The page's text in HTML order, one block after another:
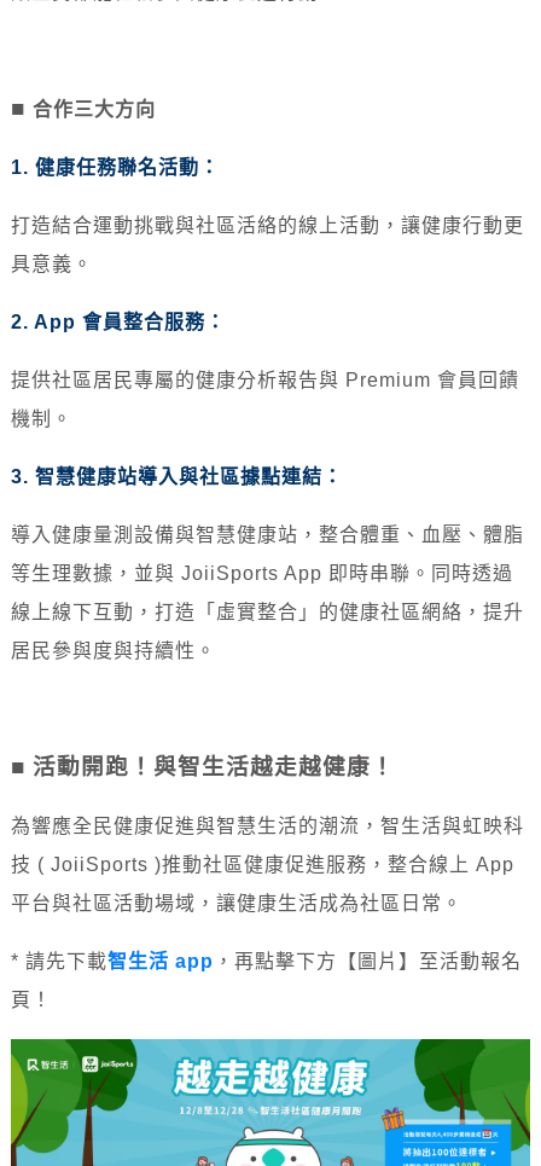
■ 合作三大方向
1. 健康任務聯名活動：
打造結合運動挑戰與社區活絡的線上活動，讓健康行動更
具意義。
2. App 會員整合服務：
提供社區居民專屬的健康分析報告與 Premium 會員回饋
機制。
3. 智慧健康站導入與社區據點連結：
導入健康量測設備與智慧健康站，整合體重、血壓、體脂
等生理數據，並與 JoiiSports App 即時串聯。 同時透過
線上線下互動，打造「虛實整合」的健康社區網絡，提升
居民參與度與持續性。
■ 活動開跑！與智生活越走越健康！
為響應全民健康促進與智慧生活的潮流，智生活與虹映科
技 ( JoiiSports )推動社區健康促進服務，整合線上 App
平台與社區活動場域，讓健康生活成為社區日常。
* 請先下載智生活 app ，再點擊下方【圖片】至活動報名
頁！